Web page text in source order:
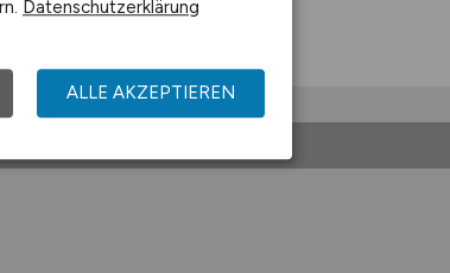
Datenschutzerklärung
ALLE AKZEPTIEREN